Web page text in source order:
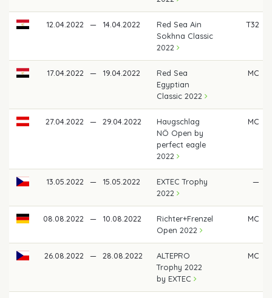
12.04.2022 — 14.04.2022
Red Sea Ain
Sokhna Classic
2022
T32
17.04.2022 — 19.04.2022
Red Sea
Egyptian
Classic 2022
MC
27.04.2022 — 29.04.2022
Haugschlag
NÖ Open by
perfect eagle
2022
MC
13.05.2022 — 15.05.2022
EXTEC Trophy
2022
—
08.08.2022 — 10.08.2022
Richter+Frenzel
Open 2022
MC
26.08.2022 — 28.08.2022
ALTEPRO
Trophy 2022
by EXTEC
MC